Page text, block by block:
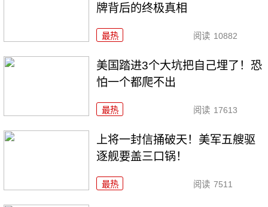
牌背后的终极真相
最热 阅读 10882
美国踏进3个大坑把自己埋了！恐
怕一个都爬不出
最热 阅读 17613
上将一封信捅破天！美军五艘驱
逐舰要盖三口锅！
最热 阅读 7511